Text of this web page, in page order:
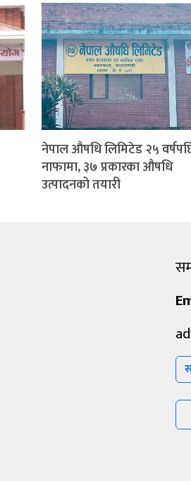
नेपाल औषधि लिमिटेड २५
नाफामा, ३७ प्रकारका औषधि
उत्पादनको तयारी